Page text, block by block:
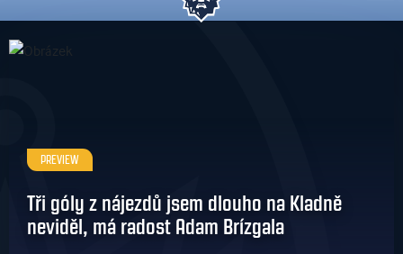
PREVIEW
Tři góly z nájezdů jsem dlouho na Kladně
neviděl, má radost Adam Brízgala